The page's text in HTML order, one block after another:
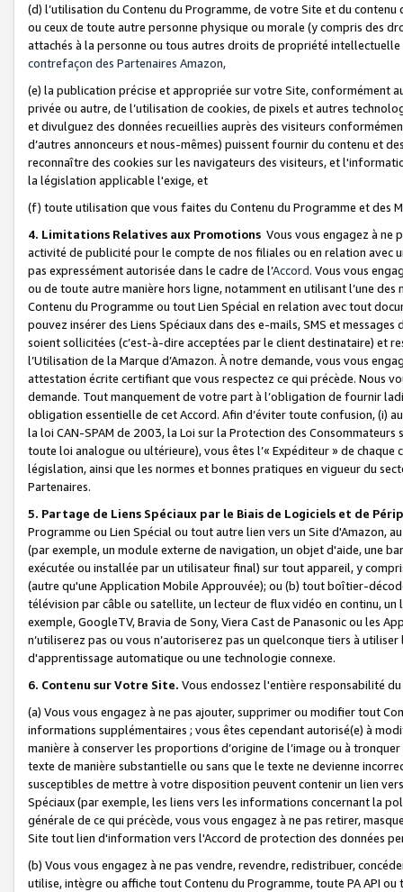
(d) l’utilisation du Contenu du Programme, de votre Site et du
ou ceux de toute autre personne physique ou morale (y compris des
attachés à la personne ou tous autres droits de propriété
contrefaçon des Partenaires Amazon,
(e) la publication précise et appropriée sur votre Site, conformément
privée ou autre, de l’utilisation de cookies, de pixels et autres
et divulguez des données recueillies auprès des visiteurs
d’autres annonceurs et nous-mêmes) puissent fournir du contenu et
reconnaître des cookies sur les navigateurs des visiteurs, et
la législation applicable l'exige, et
(f) toute utilisation que vous faites du Contenu du Programme et des
4. Limitations Relatives aux Promotions Vous vous engagez à ne
activité de publicité pour le compte de nos filiales ou en relation avec
pas expressément autorisée dans le cadre de l’Accord. Vous vous
ou de toute autre manière hors ligne, notamment en utilisant l’une
Contenu du Programme ou tout Lien Spécial en relation avec tout
pouvez insérer des Liens Spéciaux dans des e-mails, SMS et
soient sollicitées (c’est-à-dire acceptées par le client destinataire) et
l’Utilisation de la Marque d’Amazon. À notre demande, vous vous
attestation écrite certifiant que vous respectez ce qui précède. Nous
demande. Tout manquement de votre part à l’obligation de fournir
obligation essentielle de cet Accord. Afin d’éviter toute confusion, (i)
la loi CAN-SPAM de 2003, la Loi sur la Protection des
toute loi analogue ou ultérieure), vous êtes l’« Expéditeur » de
législation, ainsi que les normes et bonnes pratiques en vigueur du
Partenaires.
5. Partage de Liens Spéciaux par le Biais de Logiciels et de
Programme ou Lien Spécial ou tout autre lien vers un Site d'Amazon,
(par exemple, un module externe de navigation, un objet d'aide, une
exécutée ou installée par un utilisateur final) sur tout appareil, y
(autre qu'une Application Mobile Approuvée); ou (b) tout boîtier-
télévision par câble ou satellite, un lecteur de flux vidéo en continu,
exemple, GoogleTV, Bravia de Sony, Viera Cast de Panasonic ou les
n’utiliserez pas ou vous n’autoriserez pas un quelconque tiers à
d'apprentissage automatique ou une technologie connexe.
6. Contenu sur Votre Site. Vous endossez l'entière responsabilité
(a) Vous vous engagez à ne pas ajouter, supprimer ou modifier tout
informations supplémentaires ; vous êtes cependant autorisé(e) à
manière à conserver les proportions d’origine de l’image ou à
texte de manière substantielle ou sans que le texte ne devienne
susceptibles de mettre à votre disposition peuvent contenir un lien
Spéciaux (par exemple, les liens vers les informations concernant la
générale de ce qui précède, vous vous engagez à ne pas retirer,
Site tout lien d'information vers l'Accord de protection des données
(b) Vous vous engagez à ne pas vendre, revendre, redistribuer,
utilise, intègre ou affiche tout Contenu du Programme, toute PA API